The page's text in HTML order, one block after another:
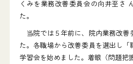
くみを業務改善委員会の向井至さ
た。
当院では５年前に、院内業務改善
た。各職場から改善委員を選出し「
学習会を始めました。着眼（問題把